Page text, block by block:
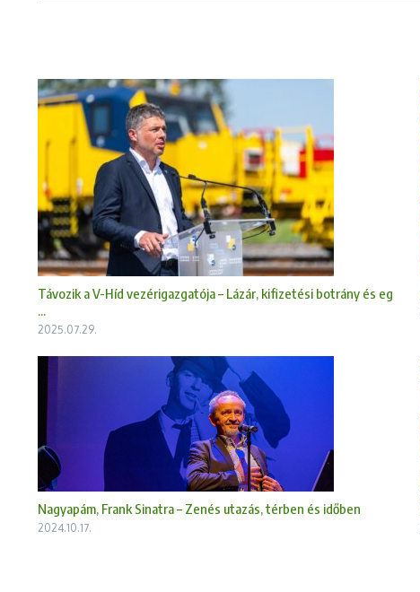
Távozik a V-Híd vezérigazgatója – Lázár, kifizetési botrány és eg
...
2025.07.29.
Nagyapám, Frank Sinatra – Zenés utazás, térben és időben
2024.10.17.